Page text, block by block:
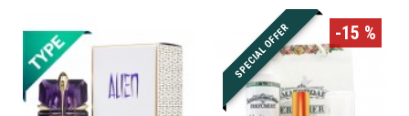
SPECIAL OFFER -15 %